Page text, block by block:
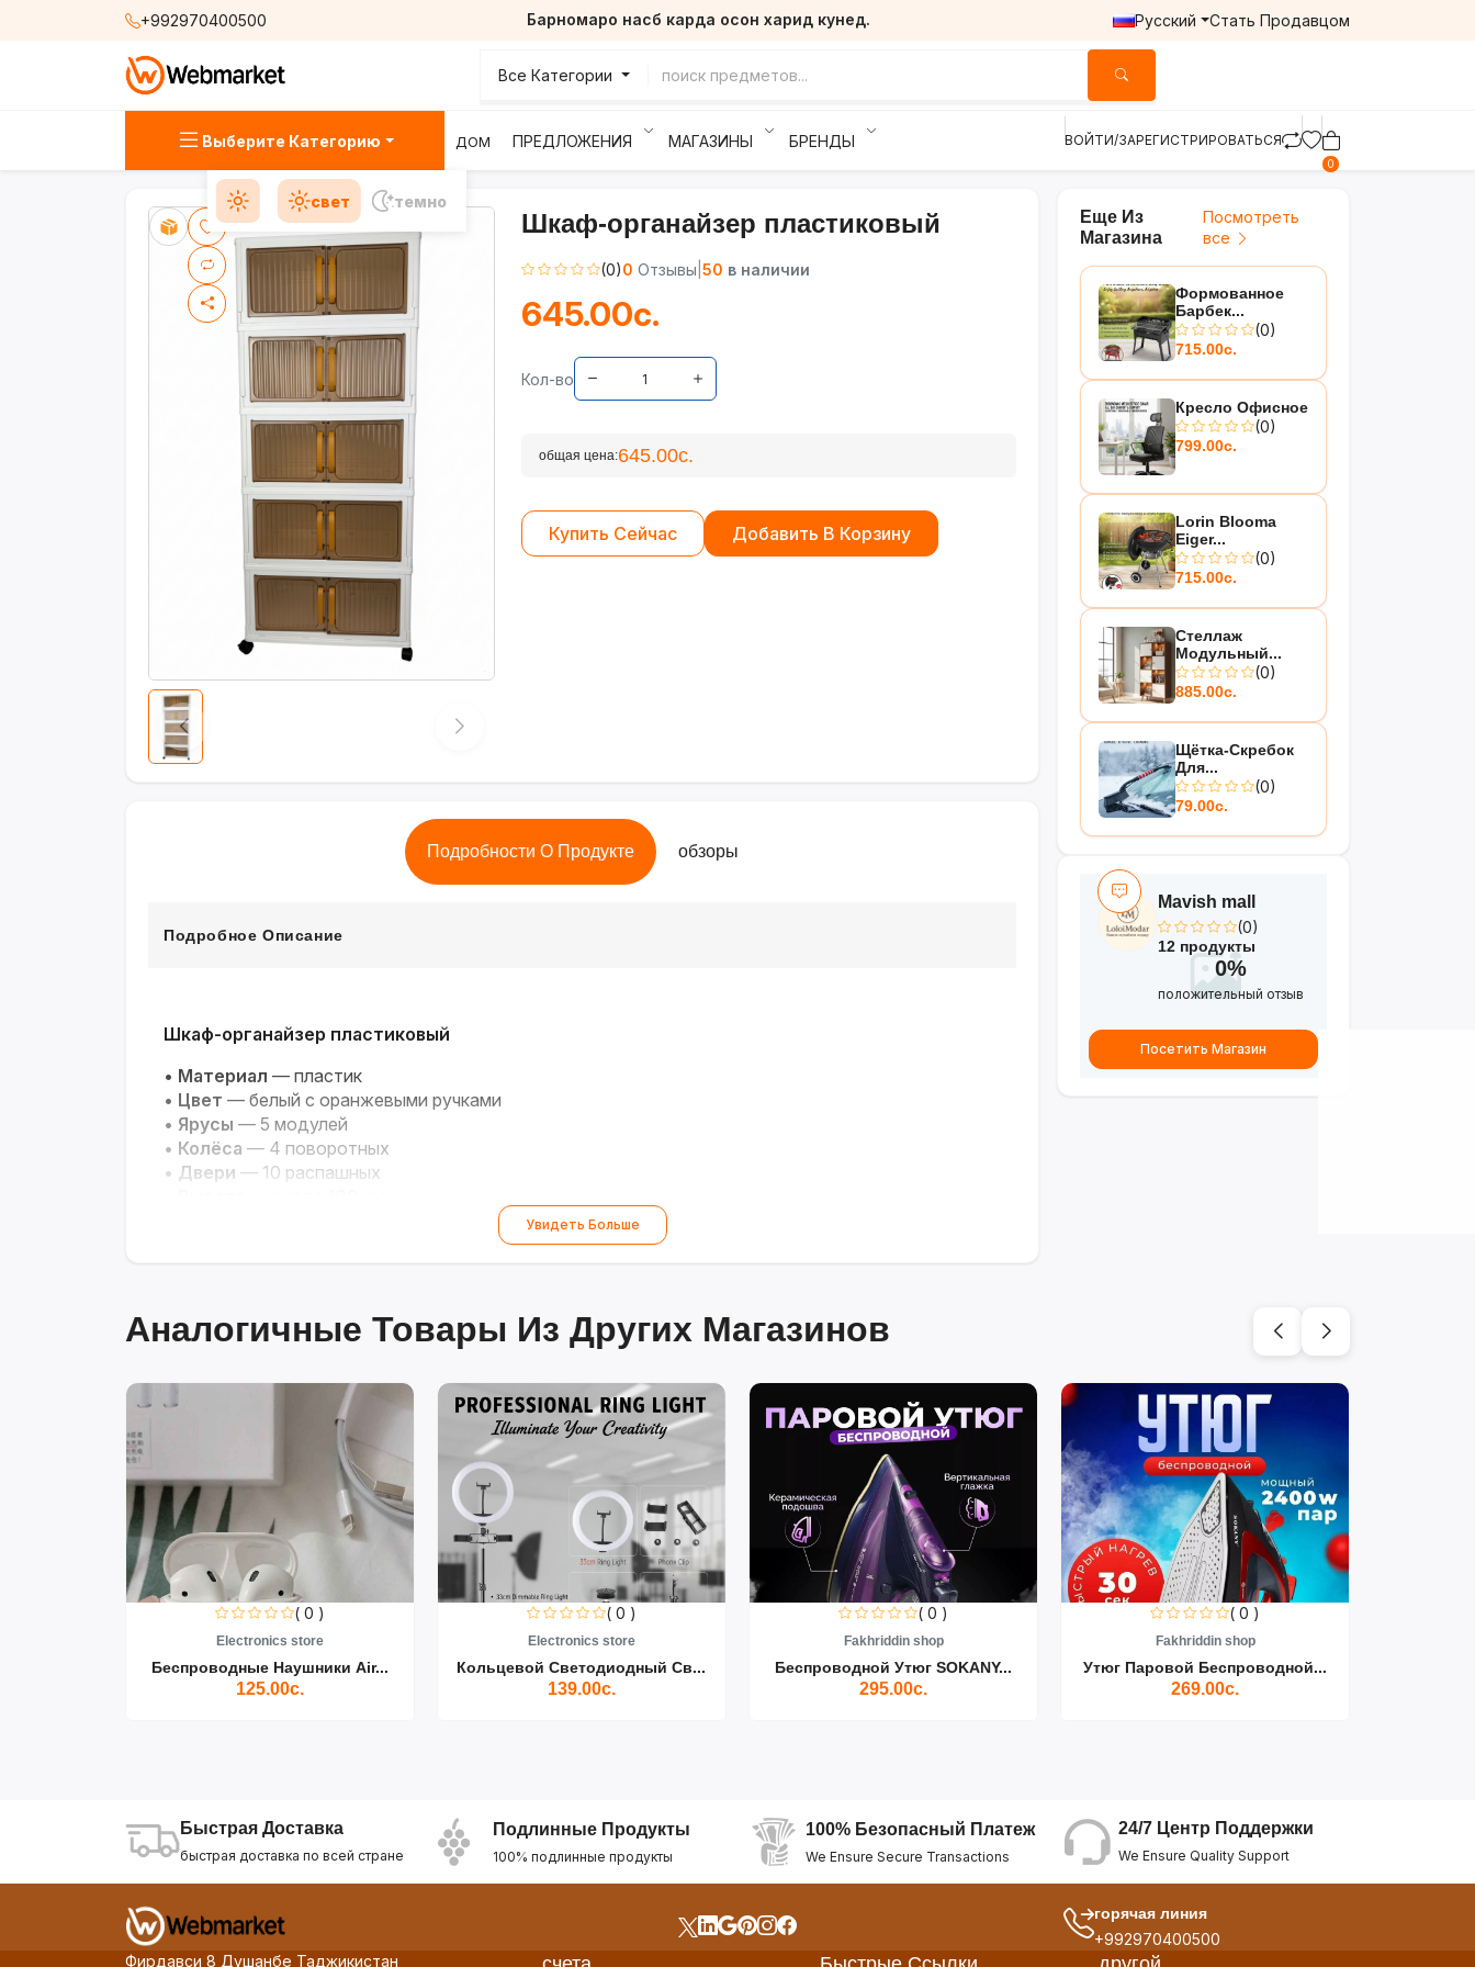
+992970400500 Барномаро насб карда осон харид кунед. Русский Стать Продавцом
Все Категории
Выберите Категорию ДОМ ПРЕДЛОЖЕНИЯ МАГАЗИНЫ БРЕНДЫ ВОЙТИ/ЗАРЕГИСТРИРОВАТЬСЯ
0
свет темно
Шкаф-органайзер пластиковый
(0)0 Отзывы 50 в наличии
645.00с.
Кол-во
общая цена:645.00с.
Купить Сейчас Добавить В Корзину
Подробности О Продукте обзоры
Подробное Описание
Шкаф-органайзер пластиковый
• Материал — пластик
• Цвет — белый с оранжевыми ручками
• Ярусы — 5 модулей
• Колёса — 4 поворотных
• Двери — 10 распашных
Увидеть Больше
Еще Из
Магазина
Посмотреть
все
Формованное
Барбек...
(0)
715.00с.
Кресло Офисное
(0)
799.00с.
Lorin Blooma
Eiger...
(0)
715.00с.
Стеллаж
Модульный...
(0)
885.00с.
Щётка-Скребок
Для...
(0)
79.00с.
Mavish mall
(0)
12 продукты
0%
положительный отзыв
Посетить Магазин
Аналогичные Товары Из Других Магазинов
( 0 )
Electronics store
Беспроводные Наушники Air...
125.00с.
( 0 )
Electronics store
Кольцевой Светодиодный Св...
139.00с.
( 0 )
Fakhriddin shop
Беспроводной Утюг SOKANY...
295.00с.
( 0 )
Fakhriddin shop
Утюг Паровой Беспроводной...
269.00с.
Быстрая Доставка
быстрая доставка по всей стране
Подлинные Продукты
100% подлинные продукты
100% Безопасный Платеж
We Ensure Secure Transactions
24/7 Центр Поддержки
We Ensure Quality Support
горячая линия
+992970400500
Фирдавси 8 Душанбе Таджикистан